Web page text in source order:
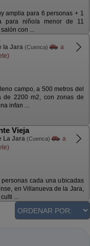
amplia para 6 personas + 1
para niño/a menor de 11
con ...
la Jara (Cuenca)
a
campo, a 500 metros del
de 2200 m2, con zonas de
infan ...
Vieja
La Jara (Cuenca)
a
cada una ubicadas
en Villanueva de la Jara,
...